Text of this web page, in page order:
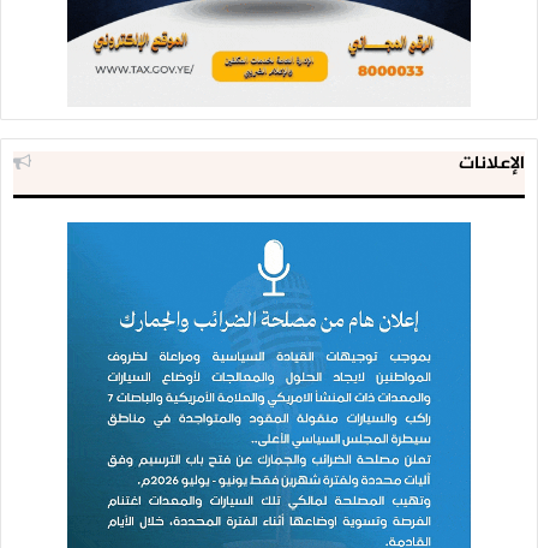
الإعلانات